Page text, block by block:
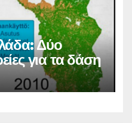
Δύο
για τα δάση